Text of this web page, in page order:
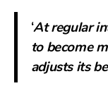
‘At regular
to become
adjusts its